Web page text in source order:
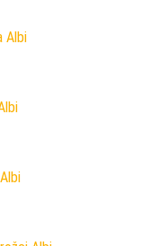
Albi
Kč.
Kč.